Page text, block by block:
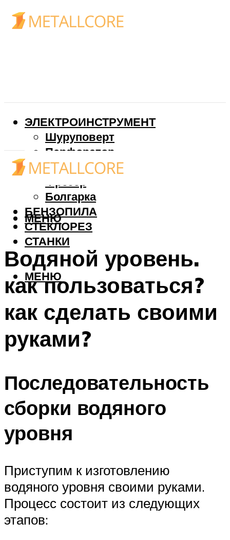
ЭЛЕКТРОИНСТРУМЕНТ
Шуруповерт
Перфоратор
Дрель
Фрезер
Болгарка
БЕНЗОПИЛА
СТЕКЛОРЕЗ
СТАНКИ
МЕНЮ
МЕНЮ
Водяной уровень.
как пользоваться?
как сделать своими
руками?
Последовательность
сборки водяного
уровня
Приступим к изготовлению
водяного уровня своими руками.
Процесс состоит из следующих
этапов: